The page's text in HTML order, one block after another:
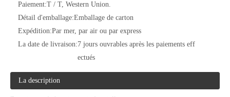
Paiement:T / T, Western Union.
Détail d'emballage:Emballage de carton
Expédition:Par mer, par air ou par express
La date de livraison:7 jours ouvrables après les paiements eff
ectués
La description